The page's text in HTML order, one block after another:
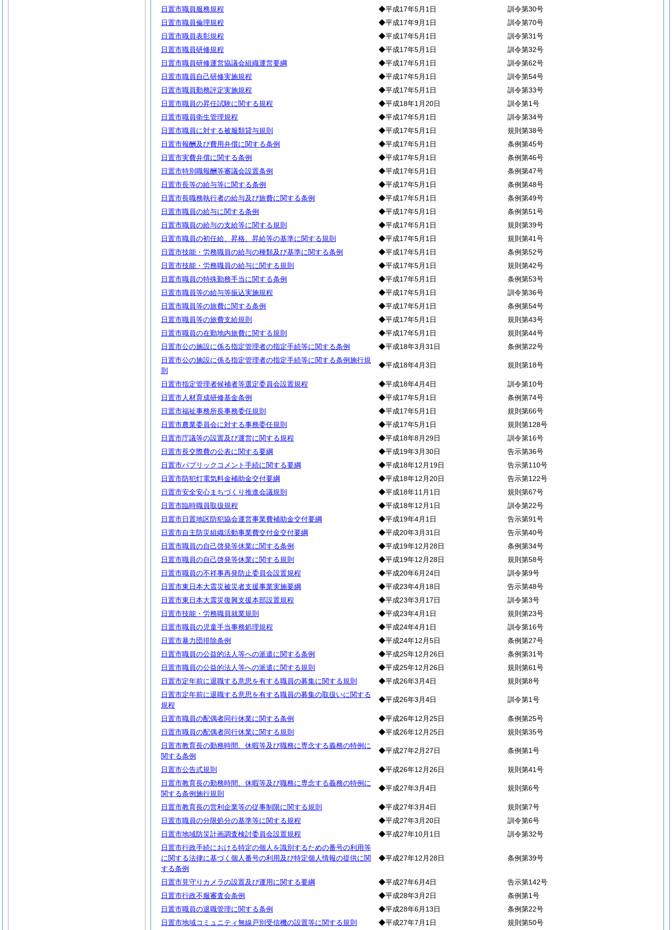
日置市職員服務規程
◆平成17年5月1日
訓令第30号
日置市職員倫理規程
◆平成17年9月1日
訓令第70号
日置市職員表彰規程
◆平成17年5月1日
訓令第31号
日置市職員研修規程
◆平成17年5月1日
訓令第32号
日置市職員研修運営協議会組織運営要綱
◆平成17年5月1日
訓令第62号
日置市職員自己研修実施規程
◆平成17年5月1日
訓令第54号
日置市職員勤務評定実施規程
◆平成17年5月1日
訓令第33号
日置市職員の昇任試験に関する規程
◆平成18年1月20日
訓令第1号
日置市職員衛生管理規程
◆平成17年5月1日
訓令第34号
日置市職員に対する被服類貸与規則
◆平成17年5月1日
規則第38号
日置市報酬及び費用弁償に関する条例
◆平成17年5月1日
条例第45号
日置市実費弁償に関する条例
◆平成17年5月1日
条例第46号
日置市特別職報酬等審議会設置条例
◆平成17年5月1日
条例第47号
日置市長等の給与等に関する条例
◆平成17年5月1日
条例第48号
日置市長職務執行者の給与及び旅費に関する条例
◆平成17年5月1日
条例第49号
日置市職員の給与に関する条例
◆平成17年5月1日
条例第51号
日置市職員の給与の支給等に関する規則
◆平成17年5月1日
規則第39号
日置市職員の初任給、昇格、昇給等の基準に関する規則
◆平成17年5月1日
規則第41号
日置市技能・労務職員の給与の種類及び基準に関する条例
◆平成17年5月1日
条例第52号
日置市技能・労務職員の給与に関する規則
◆平成17年5月1日
規則第42号
日置市職員の特殊勤務手当に関する条例
◆平成17年5月1日
条例第53号
日置市職員等の給与等振込実施規程
◆平成17年5月1日
訓令第36号
日置市職員等の旅費に関する条例
◆平成17年5月1日
条例第54号
日置市職員等の旅費支給規則
◆平成17年5月1日
規則第43号
日置市職員の在勤地内旅費に関する規則
◆平成17年5月1日
規則第44号
日置市公の施設に係る指定管理者の指定手続等に関する条例
◆平成18年3月31日
条例第22号
日置市公の施設に係る指定管理者の指定手続等に関する条例施行規
則
◆平成18年4月3日 規則第18号
日置市指定管理者候補者等選定委員会設置規程 ◆平成18年4月4日
訓令第10号
日置市人材育成研修基金条例
◆平成17年5月1日
条例第74号
日置市福祉事務所長事務委任規則
◆平成17年5月1日
規則第66号
日置市農業委員会に対する事務委任規則
◆平成17年5月1日
規則第128号
日置市庁議等の設置及び運営に関する規程
◆平成18年8月29日
訓令第16号
日置市長交際費の公表に関する要綱
◆平成19年3月30日
告示第36号
日置市パブリックコメント手続に関する要綱
◆平成18年12月19日
告示第110号
日置市防犯灯電気料金補助金交付要綱
◆平成18年12月20日
告示第122号
日置市安全安心まちづくり推進会議規則
◆平成18年11月1日
規則第67号
日置市臨時職員取扱規程
◆平成18年12月1日
訓令第22号
日置市日置地区防犯協会運営事業費補助金交付要綱
◆平成19年4月1日
告示第91号
日置市自主防災組織活動事業費交付金交付要綱
◆平成20年3月31日
告示第40号
日置市職員の自己啓発等休業に関する条例
◆平成19年12月28日
条例第34号
日置市職員の自己啓発等休業に関する規則
◆平成19年12月28日
規則第58号
日置市職員の不祥事再発防止委員会設置規程
◆平成20年6月24日
訓令第9号
日置市東日本大震災被災者支援事業実施要綱
◆平成23年4月18日
告示第48号
日置市東日本大震災復興支援本部設置規程
◆平成23年3月17日
訓令第3号
日置市技能・労務職員就業規則
◆平成23年4月1日
規則第23号
日置市職員の児童手当事務処理規程
◆平成24年4月1日
訓令第16号
日置市暴力団排除条例
◆平成24年12月5日
条例第27号
日置市職員の公益的法人等への派遣に関する条例
◆平成25年12月26日
条例第31号
日置市職員の公益的法人等への派遣に関する規則
◆平成25年12月26日
規則第61号
日置市定年前に退職する意思を有する職員の募集に関する規則
◆平成26年3月4日
規則第8号
日置市定年前に退職する意思を有する職員の募集の取扱いに関する
規程
◆平成26年3月4日 訓令第1号
日置市職員の配偶者同行休業に関する条例 ◆平成26年12月25日
条例第25号
日置市職員の配偶者同行休業に関する規則
◆平成26年12月25日
規則第35号
日置市教育長の勤務時間、休暇等及び職務に専念する義務の特例に
関する条例
◆平成27年2月27日 条例第1号
日置市公告式規則 ◆平成26年12月26日
規則第41号
日置市教育長の勤務時間、休暇等及び職務に専念する義務の特例に
関する条例施行規則
◆平成27年3月4日 規則第6号
日置市教育長の営利企業等の従事制限に関する規則 ◆平成27年3月4日
規則第7号
日置市職員の分限処分の基準等に関する規程
◆平成27年3月20日
訓令第6号
日置市地域防災計画調査検討委員会設置規程
◆平成27年10月1日
訓令第32号
日置市行政手続における特定の個人を識別するための番号の利用等
に関する法律に基づく個人番号の利用及び特定個人情報の提供に関
する条例
◆平成27年12月28日 条例第39号
日置市見守りカメラの設置及び運用に関する要綱 ◆平成27年6月4日
告示第142号
日置市行政不服審査会条例
◆平成28年3月2日
条例第1号
日置市職員の退職管理に関する条例
◆平成28年6月13日
条例第22号
日置市地域コミュニティ無線戸別受信機の設置等に関する規則
◆平成27年7月1日 規則第50号